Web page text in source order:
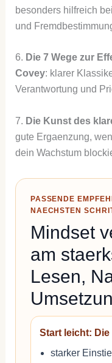
besonders hilfreich
und
6. Die 7 Wege zur
Covey: klarer
Verantwortung und
7. Die Kunst des
gute Ergaenzung,
dein Wachstum
PASSENDE
NAECHSTEN
Mindset
am
Lesen,
Start leicht: Die
starker